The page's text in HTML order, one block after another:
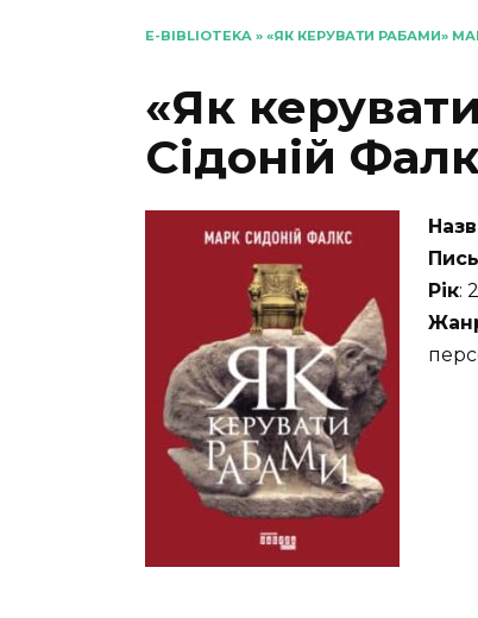
E-BIBLIOTEKA » «ЯК КЕРУВАТИ РАБАМИ»
«Як
Сідоній
Рік: